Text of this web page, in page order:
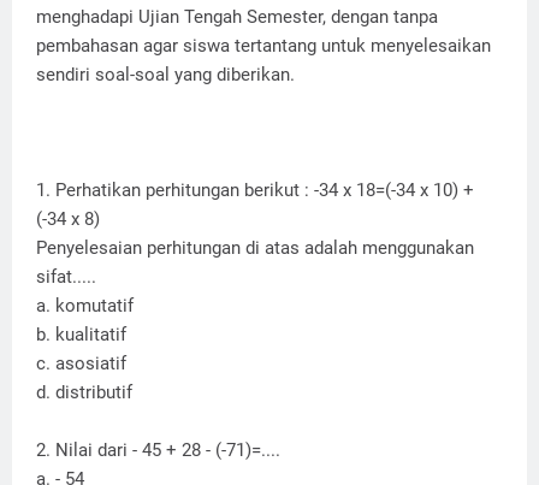
menghadapi Ujian Tengah Semester, dengan tanpa
pembahasan agar siswa tertantang untuk menyelesaikan
sendiri soal-soal yang diberikan.
1. Perhatikan perhitungan berikut : -34 x 18=(-34 x 10) +
(-34 x 8)
Penyelesaian perhitungan di atas adalah menggunakan
sifat.....
a. komutatif
b. kualitatif
c. asosiatif
d. distributif
2. Nilai dari - 45 + 28 - (-71)=....
a. - 54